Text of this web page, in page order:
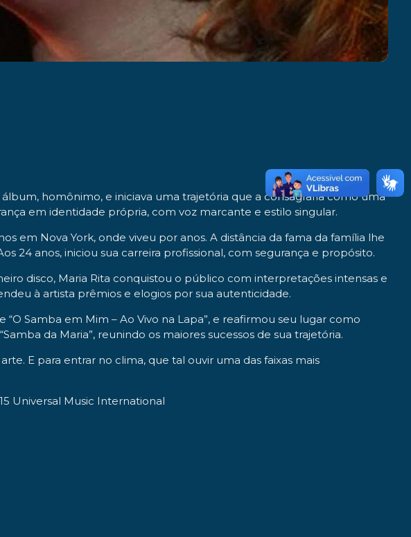
homônimo, e iniciava uma trajetória que a consagraria como uma
em identidade própria, com voz marcante e estilo singular.
em Nova York, onde viveu por anos. A distância da fama da família lhe
24 anos, iniciou sua carreira profissional, com segurança e propósito.
disco, Maria Rita conquistou o público com interpretações intensas e
à artista prêmios e elogios por sua autenticidade.
Samba em Mim – Ao Vivo na Lapa”, e reafirmou seu lugar como
da Maria”, reunindo os maiores sucessos de sua trajetória.
E para entrar no clima, que tal ouvir uma das faixas mais
Universal Music International